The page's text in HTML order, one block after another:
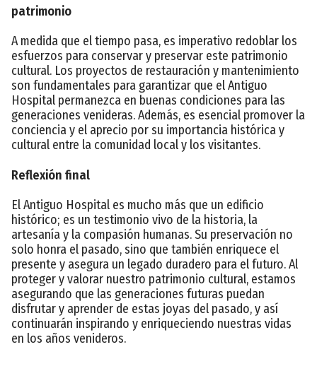
patrimonio
A medida que el tiempo pasa, es imperativo redoblar los
esfuerzos para conservar y preservar este patrimonio
cultural. Los proyectos de restauración y mantenimiento
son fundamentales para garantizar que el Antiguo
Hospital permanezca en buenas condiciones para las
generaciones venideras. Además, es esencial promover la
conciencia y el aprecio por su importancia histórica y
cultural entre la comunidad local y los visitantes.
Reflexión final
El Antiguo Hospital es mucho más que un edificio
histórico; es un testimonio vivo de la historia, la
artesanía y la compasión humanas. Su preservación no
solo honra el pasado, sino que también enriquece el
presente y asegura un legado duradero para el futuro. Al
proteger y valorar nuestro patrimonio cultural, estamos
asegurando que las generaciones futuras puedan
disfrutar y aprender de estas joyas del pasado, y así
continuarán inspirando y enriqueciendo nuestras vidas
en los años venideros.